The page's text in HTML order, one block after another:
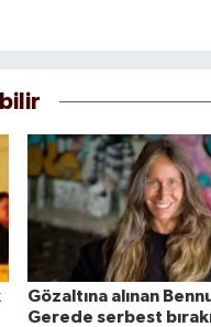
Gözaltına alınan
Gerede serbest